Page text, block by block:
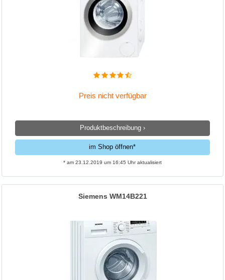
Preis nicht verfügbar
Produktbeschreibung ›
im Shop öffnen*
* am 23.12.2019 um 16:45 Uhr aktualisiert
Siemens WM14B221